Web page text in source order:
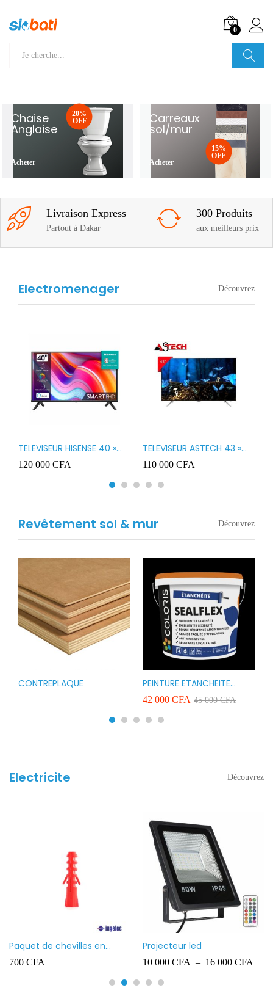
0
Chaise
Anglaise
Acheter
20%
OFF
Carreaux
sol/mur
Acheter
15%
OFF
Livraison Express
Partout à Dakar
300 Produits
aux meilleurs prix
Electromenager Découvrez
TELEVISEUR HISENSE 40 »
LED SMART VIDAA 40A4K
120 000 CFA
TELEVISEUR ASTECH 43 »
LED 43OD15
110 000 CFA
Revêtement sol & mur Découvrez
CONTREPLAQUE
PEINTURE ETANCHEITE
COLORIS SEAFLEX 20KG
COULEUR ROUGE BLANC
VERT ET GRIS
42 000 CFA 45 000CFA
Electricite Découvrez
Paquet de chevilles en
plastique Ingelec – 8
700 CFA
Projecteur led
10 000 CFA – 16 000 CFA